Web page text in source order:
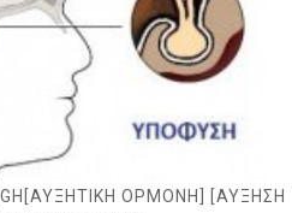
ΟΡΜΟΝΗ] [ΑΥΞΗΣΗ